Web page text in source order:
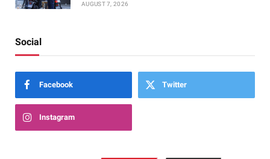
AUGUST 7, 2026
Social
Facebook Twitter
Instagram